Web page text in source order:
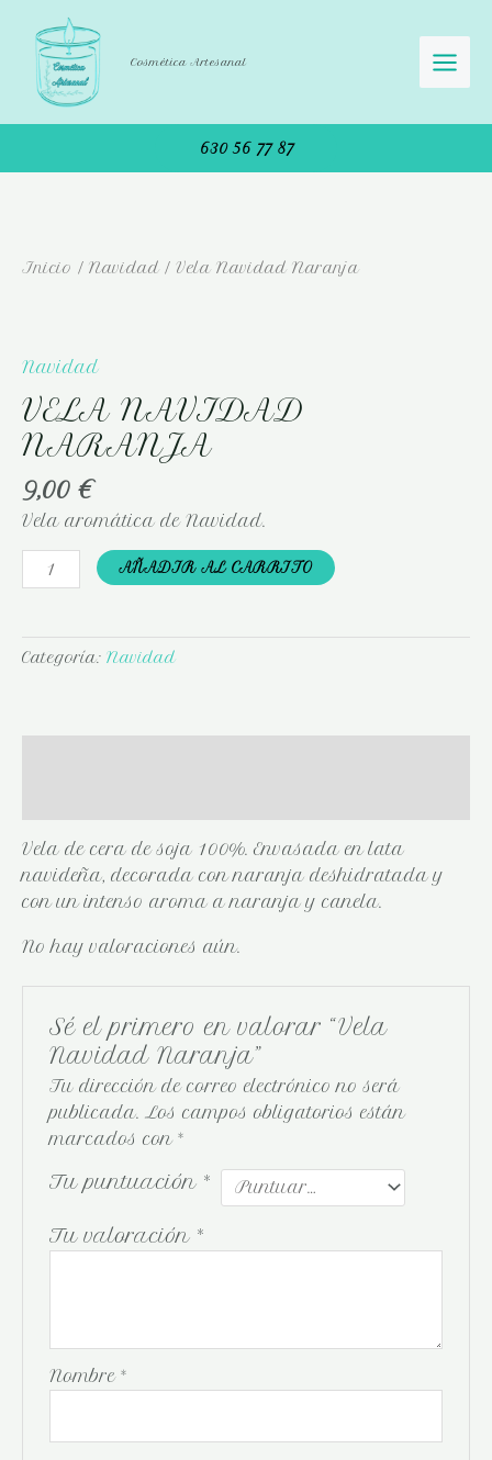
contenido
Cosmética Artesanal
630 56 77 87
Inicio / Navidad / Vela Navidad Naranja
Navidad
VELA NAVIDAD
NARANJA
9,00 €
Vela aromática de Navidad.
Naranja
AÑADIR AL CARRITO
Categoría: Navidad
Vela de cera de soja 100%. Envasada en lata
navideña, decorada con naranja deshidratada y
con un intenso aroma a naranja y canela.
No hay valoraciones aún.
Sé el primero en valorar “Vela
Navidad Naranja”
Tu dirección de correo electrónico no será
publicada. Los campos obligatorios están
marcados con*
Tu puntuación *
Tu valoración *
Nombre*